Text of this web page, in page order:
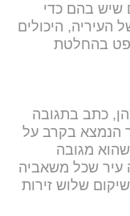
שיש בהם כדי
העיריה, היכולים
בהחלטת
כתב בתגובה
הנמצא בקרב על
מגובה
עיר שכל משאביה
שלוש זירות